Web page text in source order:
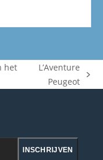
het
L’Aventure
Peugeot
INSCHRIJVEN